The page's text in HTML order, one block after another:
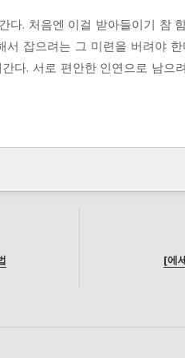
다. 처음엔 이걸 받아들이기 참
잡으려는 그 미련을 버려야
다. 서로 편안한 인연으로 남으
[에